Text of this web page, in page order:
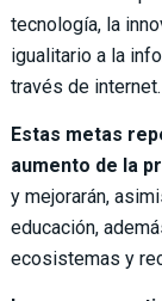
tecnología, la
igualitario a la
través de internet.
Estas metas
aumento de la
y mejorarán,
educación,
ecosistemas y